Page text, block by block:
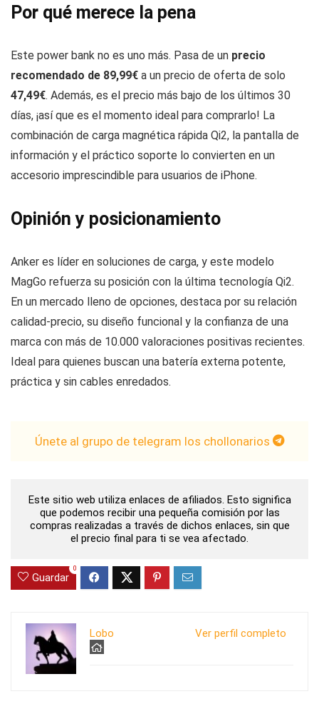
Por qué merece la pena
Este power bank no es uno más. Pasa de un precio
recomendado de 89,99€ a un precio de oferta de solo
47,49€. Además, es el precio más bajo de los últimos 30
días, ¡así que es el momento ideal para comprarlo! La
combinación de carga magnética rápida Qi2, la pantalla de
información y el práctico soporte lo convierten en un
accesorio imprescindible para usuarios de iPhone.
Opinión y posicionamiento
Anker es líder en soluciones de carga, y este modelo
MagGo refuerza su posición con la última tecnología Qi2.
En un mercado lleno de opciones, destaca por su relación
calidad-precio, su diseño funcional y la confianza de una
marca con más de 10.000 valoraciones positivas recientes.
Ideal para quienes buscan una batería externa potente,
práctica y sin cables enredados.
Únete al grupo de telegram los chollonarios
Este sitio web utiliza enlaces de afiliados. Esto significa
que podemos recibir una pequeña comisión por las
compras realizadas a través de dichos enlaces, sin que
el precio final para ti se vea afectado.
Guardar
0
Ver perfil completo
Lobo